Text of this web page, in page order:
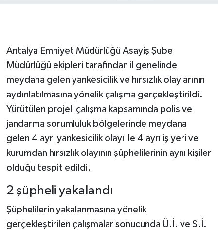
Antalya Emniyet Müdürlüğü Asayiş Şube
Müdürlüğü ekipleri tarafından il genelinde
meydana gelen yankesicilik ve hırsızlık olaylarının
aydınlatılmasına yönelik çalışma gerçekleştirildi.
Yürütülen projeli çalışma kapsamında polis ve
jandarma sorumluluk bölgelerinde meydana
gelen 4 ayrı yankesicilik olayı ile 4 ayrı iş yeri ve
kurumdan hırsızlık olayının şüphelilerinin aynı kişiler
olduğu tespit edildi.
2 şüpheli yakalandı
Şüphelilerin yakalanmasına yönelik
gerçekleştirilen çalışmalar sonucunda Ü.İ. ve S.İ.